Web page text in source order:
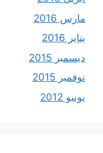
مارس 2016
يناير 2016
ديسمبر 2015
نوفمبر 2015
يونيو 2012